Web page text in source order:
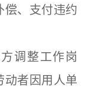
偿、支付违约
调整工作岗
动者因用人单